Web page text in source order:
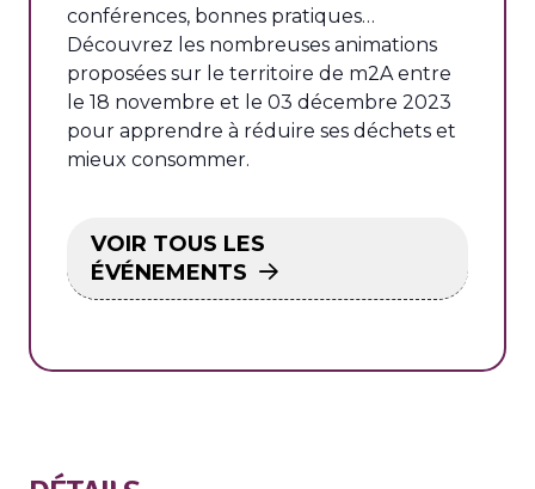
conférences, bonnes pratiques…
Découvrez les nombreuses animations
proposées sur le territoire de m2A entre
le 18 novembre et le 03 décembre 2023
pour apprendre à réduire ses déchets et
mieux consommer.
VOIR TOUS LES
ÉVÉNEMENTS